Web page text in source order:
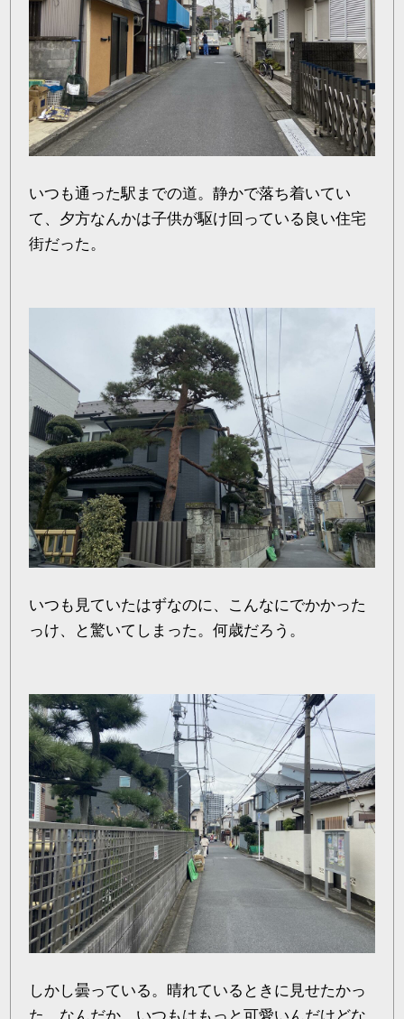
いつも通った駅までの道。静かで落ち着いてい
て、夕方なんかは子供が駆け回っている良い住宅
街だった。
いつも見ていたはずなのに、こんなにでかかった
っけ、と驚いてしまった。何歳だろう。
しかし曇っている。晴れているときに見せたかっ